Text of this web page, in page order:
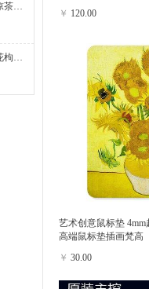
缘来花开薄荷清凉茶罐装60g一件代发花草茶 代加工代用袋泡薄荷茶
红豆薏米茶金银花枸杞赤小豆菊花组合花茶三角包花草茶
￥ 120.00
艺术创意鼠标垫
高端鼠标垫插画梵高
￥ 30.00